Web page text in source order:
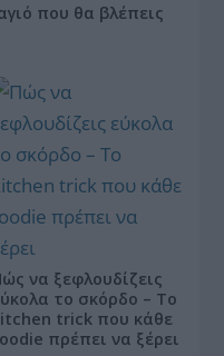
που θα βλέπεις
να ξεφλουδίζεις
το σκόρδο – Το
trick που κάθε
πρέπει να ξέρει